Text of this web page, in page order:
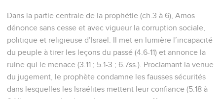
Dans la partie centrale de la prophétie (ch.3 à 6), Amos
dénonce sans cesse et avec vigueur la corruption sociale,
politique et religieuse d’Israël. Il met en lumière l’incapacité
du peuple à tirer les leçons du passé (4.6-11) et annonce la
ruine qui le menace (3.11 ; 5.1-3 ; 6.7ss.). Proclamant la venue
du jugement, le prophète condamne les fausses sécurités
dans lesquelles les Israélites mettent leur confiance (5.18 à